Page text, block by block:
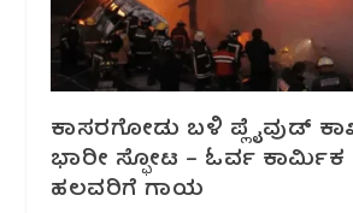
ಕಾಸರಗೋಡು ಬಳಿ ಪ್ಲೈವುಡ್
ಭಾರೀ ಸ್ಫೋಟ – ಓರ್ವ ಕಾರ್ಮಿಕ
ಹಲವರಿಗೆ ಗಾಯ